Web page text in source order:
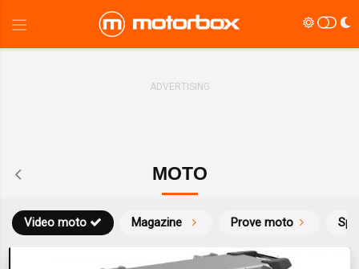
MOTO
Magazine Prove moto
Video moto